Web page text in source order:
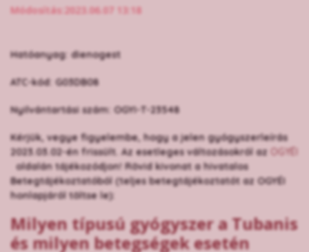
Módosítás:2023.06.07 13:18
Hatóanyag: dienogest
ATC-kód: G03DB08
Nyilvántartási szám: OGYI-T-23548
Kérjük, vegye figyelembe, hogy a jelen gyógyszerleírás
2023.03.02-én frissült. Az esetleges változásokról az
OGYÉI
oldalán tájékozódjon! Rövid kivonat a hivatalos
Betegtájékoztatóból (teljes betegtájékoztatót az OGYÉI
honlapjáról töltse le):
Milyen típusú gyógyszer a Tubanis
és milyen betegségek esetén